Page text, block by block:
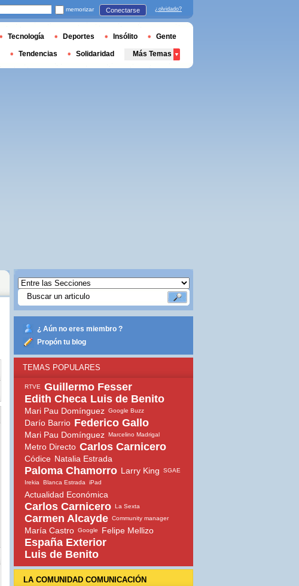
¿ Aún no eres miembro ?
Propón tu blog
TEMAS POPULARES
RTVE
Guillermo Fesser
Edith Checa Luis de Benito
Mari Pau Domínguez Google Buzz
Darío Barrio Federico Gallo
Mari Pau Domínguez Marcelino Madrigal
Metro Directo Carlos Carnicero
Códice Natalia Estrada
Paloma Chamorro Larry King
SGAE
Irekia
Blanca Estrada iPad
Actualidad Económica
Carlos Carnicero La Sexta
Carmen Alcayde Community manager
María Castro Google Felipe Mellizo
España Exterior
Luis de Benito
LA COMUNIDAD COMUNICACIÓN
memorizar Conectarse ¿olvidado?
Tecnología Deportes Insólito Gente
Tendencias Solidaridad Más Temas